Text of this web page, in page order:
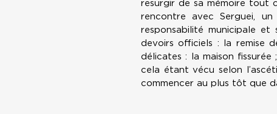
resurgir de sa mémoire tout
rencontre avec Serguei,
responsabilité municipale
devoirs officiels : la remise
délicates : la maison
cela étant vécu selon
commencer au plus tôt que